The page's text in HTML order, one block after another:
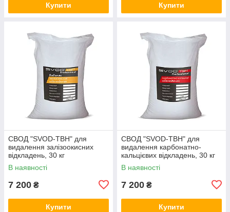
Купити Купити
СВОД "SVOD-ТВН" для
видалення залізоокисних
відкладень, 30 кг
В наявності
7 200 ₴
Купити
СВОД "SVOD-ТВН" для
видалення карбонатно-
кальцієвих відкладень, 30 кг
В наявності
7 200 ₴
Купити